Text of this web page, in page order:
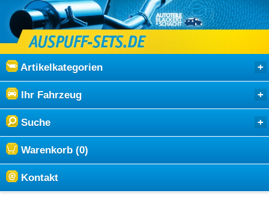
Artikelkategorien
Ihr Fahrzeug
Suche
Warenkorb (0)
Kontakt